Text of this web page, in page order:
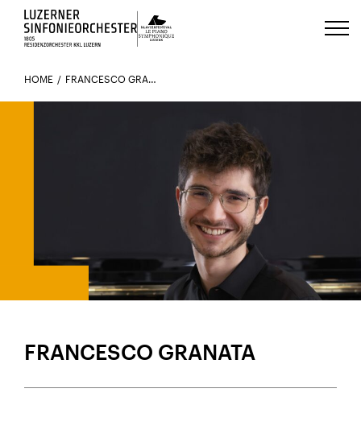
Luzerns Klavierfestival «Le Piano
HOME FRANCESCO GRANATA
FRANCESCO GRANATA